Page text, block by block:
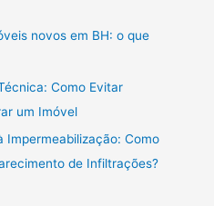
novos em BH: o que
Como Evitar
um Imóvel
Impermeabilização: Como
de Infiltrações?